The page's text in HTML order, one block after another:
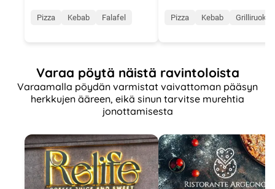
Pizza Kebab Falafel Pizza Kebab Grilliruoka
Varaa pöytä näistä ravintoloista
Varaamalla pöydän varmistat vaivattoman pääsyn
herkkujen ääreen, eikä sinun tarvitse murehtia
jonottamisesta